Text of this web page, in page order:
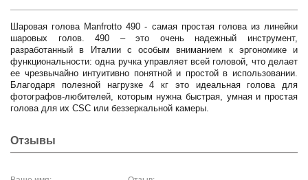
Шаровая голова Manfrotto 490 - самая простая голова из линейки
шаровых голов. 490 – это очень надежный инструмент,
разработанный в Италии с особым вниманием к эргономике и
функциональности: одна ручка управляет всей головой, что делает
ее чрезвычайно интуитивно понятной и простой в использовании.
Благодаря полезной нагрузке 4 кг это идеальная голова для
фотографов-любителей, которым нужна быстрая, умная и простая
голова для их CSC или беззеркальной камеры.
Отзывы